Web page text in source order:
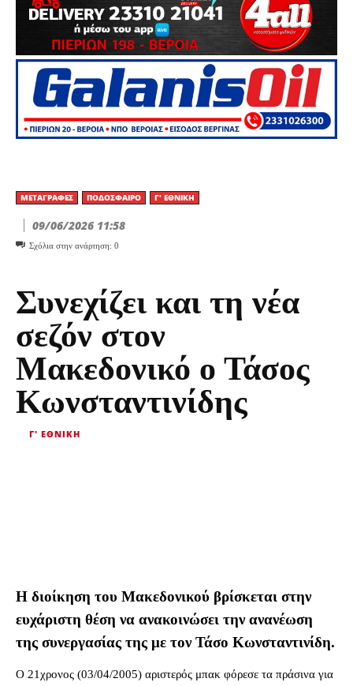
ΜΕΤΑΓΡΑΦΈΣ ΠΟΔΌΣΦΑΙΡΟ Γ' ΕΘΝΙΚΉ
09/06/2026 11:58
Σχόλια στην ανάρτηση: 0
Συνεχίζει και τη νέα
σεζόν στον
Μακεδονικό ο Τάσος
Κωνσταντινίδης
Γ' ΕΘΝΙΚΉ
Η διοίκηση του Μακεδονικού βρίσκεται στην
ευχάριστη θέση να ανακοινώσει την ανανέωση
της συνεργασίας της με τον Τάσο Κωνσταντινίδη.
Ο 21χρονος (03/04/2005) αριστερός μπακ φόρεσε τα πράσινα για